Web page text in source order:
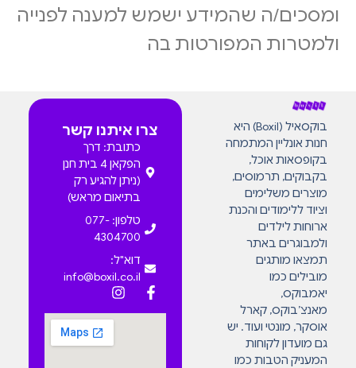
ומסכים/ה שהמידע ישמש למענה לפנייה
ולמטרות המפורטות בה
בוקסאיל (Boxil) היא
חנות אונליין המתמחה
בקופסאות אוכל,
בקבוקים, תרמוסים,
מוצרים משלימים
וציוד ללימודים והכנת
ארוחות לילדים
ולמבוגרים באתר
תמצאו מותגים
מובילים כמו
יאמבוקס,
מאנצ’בוקס, קארל
אוסקר, מונטי ועוד. יש
גם מועדון לקוחות
המעניק הטבות כמו
צרו איתנו קשר
כתובת: דרך
הפקאן 4 בית חנן
(ניתן להגיע רק
בתיאום מראש)
טלפון: 077-
4304700
דוא"ל:
info@boxil.co.il